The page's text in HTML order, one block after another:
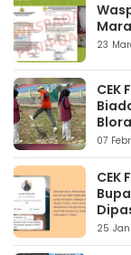
23
CEK
07
CEK
25